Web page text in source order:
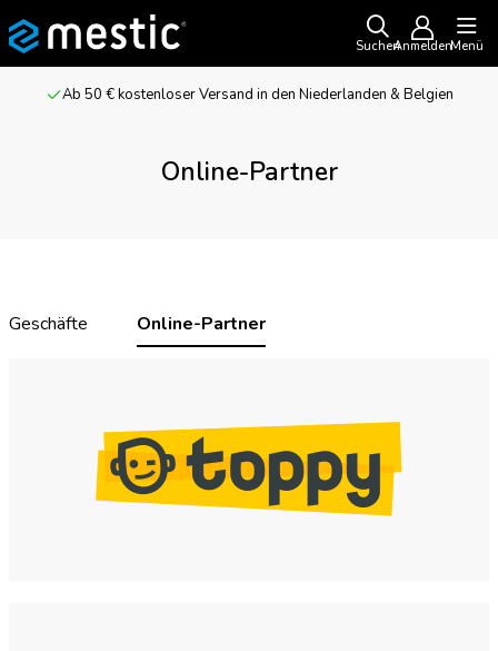
SuchenAnmeldenMenü
Ab 50 € kostenloser Versand in den Niederlanden & Belgien
Online-Partner
Geschäfte Online-Partner